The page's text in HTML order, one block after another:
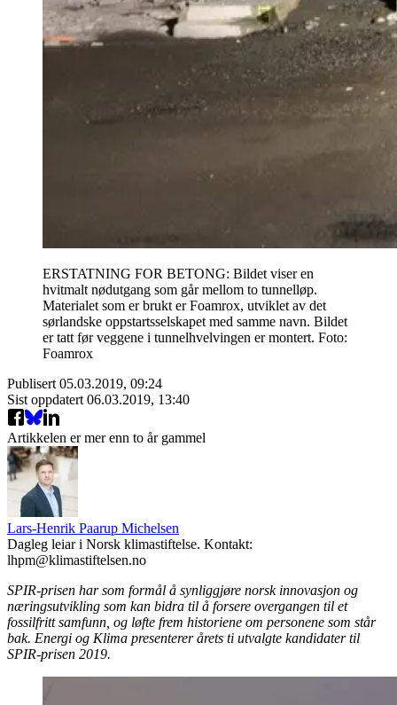
ERSTATNING FOR BETONG: Bildet viser en
hvitmalt nødutgang som går mellom to tunnelløp.
Materialet som er brukt er Foamrox, utviklet av det
sørlandske oppstartsselskapet med samme navn. Bildet
er tatt før veggene i tunnelhvelvingen er montert. Foto:
Foamrox
Publisert 05.03.2019, 09:24
Sist oppdatert 06.03.2019, 13:40
Artikkelen er mer enn to år gammel
Lars-Henrik Paarup Michelsen
Dagleg leiar i Norsk klimastiftelse. Kontakt:
lhpm@klimastiftelsen.no
SPIR-prisen har som formål å synliggjøre norsk innovasjon og
næringsutvikling som kan bidra til å forsere overgangen til et
fossilfritt samfunn, og løfte frem historiene om personene som står
bak. Energi og Klima presenterer årets ti utvalgte kandidater til
SPIR-prisen 2019.